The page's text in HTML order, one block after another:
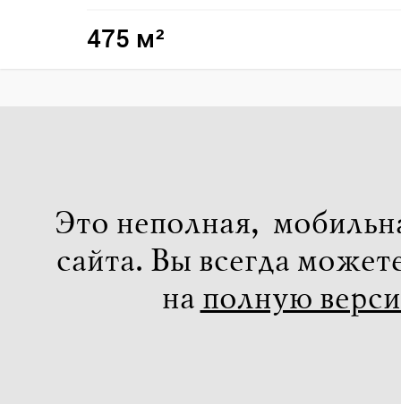
475 м²
Это неполная,
сайта. Вы всегда
на полную